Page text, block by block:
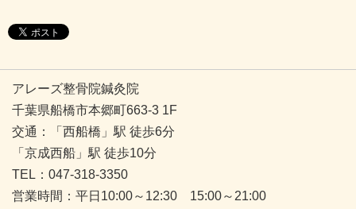
アレーズ整骨院鍼灸院
千葉県船橋市本郷町663-3 1F
交通：「西船橋」駅 徒歩6分
「京成西船」駅 徒歩10分
TEL：047-318-3350
営業時間：平日10:00～12:30 15:00～21:00